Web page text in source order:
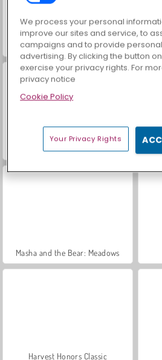
Scala 40
Sosyal İskambil
Masha and the Bear: Meadows
Harvest Honors Classic
We process your personal
improve our sites and service, to
campaigns and to provide
advertising. By clicking the button
exercise your privacy rights. For
privacy notice
Cookie Policy
Your Privacy Rights